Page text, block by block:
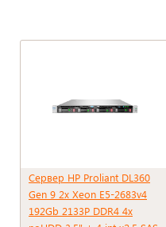
Сервер HP Proliant DL360
Gen 9 2x Xeon E5-2683v4
192Gb 2133P DDR4 4x